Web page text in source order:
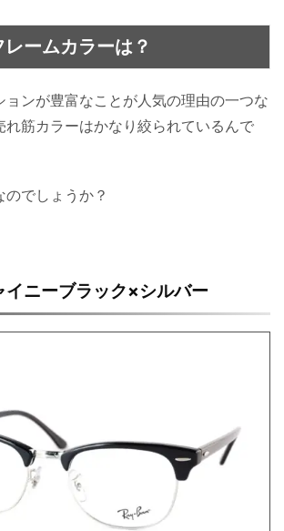
ームカラーは？
ョンが豊富なことが人気の理由の一つな
れ筋カラーはかなり絞られているんで
のでしょうか？
ニーブラック×シルバー